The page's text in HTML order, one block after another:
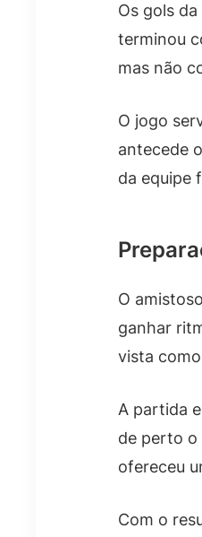
Os gols
terminou
mas não
O jogo
antecede
da equipe
O
ganhar
vista
A partida
de perto o
ofereceu
Com o